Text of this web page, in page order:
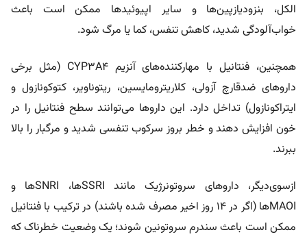
الکل، بنزودیازپین‌ها و سایر اپیوئیدها ممکن است باعث
خواب‌آلودگی شدید، کاهش تنفس، کما یا مرگ شود.
همچنین، فنتانیل با مهارکننده‌های آنزیم CYP3A4 (مثل برخی
داروهای ضدقارچ آزولی، کلاریترومایسین، ریتوناویر، کتوکونازول و
ایتراکونازول) تداخل دارد. این داروها می‌توانند سطح فنتانیل را در
خون افزایش دهند و خطر بروز سرکوب تنفسی شدید و مرگبار را بالا
ببرند.
ازسوی‌دیگر، داروهای سروتونرژیک مانند SSRIها، SNRIها و
MAOIها (اگر در ۱۴ روز اخیر مصرف شده باشند) در ترکیب با فنتانیل
ممکن است باعث سندرم سروتونین شوند؛ یک وضعیت خطرناک که